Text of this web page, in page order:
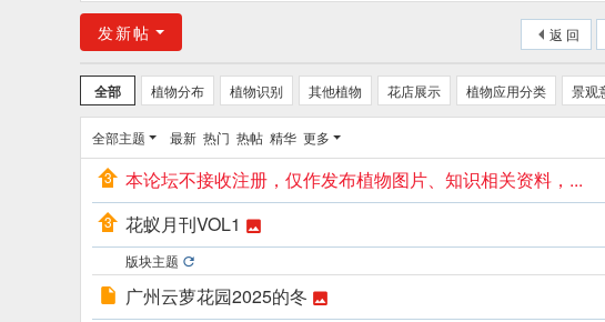
返 回
发新帖
全部 植物分布 植物识别 其他植物 花店展示 植物应用分类 景观
全部主题 最新 热门 热帖 精华 更多
本论坛不接收注册，仅作发布植物图片、知识相关资料，...
花蚁月刊VOL1
版块主题
广州云萝花园2025的冬